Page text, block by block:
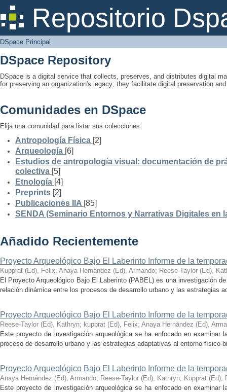
Repositorio
DSpace Principal
DSpace Principal
DSpace Repository
DSpace is a digital service that collects, preserves, and distributes digital
for preserving an organization's legacy; they facilitate digital preservation
Comunidades en DSpace
Elija una comunidad para listar sus colecciones
Antropología Física [2]
Arqueología [6]
Estudios de antropología visual: documentación de
colectiva [5]
Etnología [4]
Preprints [2]
Publicaciones IIA [85]
SENDA (Seminario Entornos y Narrativas Digitales en
Añadido Recientemente
Proyecto Arqueológico Bajo El Laberinto Informe de la
Kupprat (Ed), Felix; Anaya Hernández (Ed), Armando; Reese-Taylor (Ed),
El Proyecto Arqueológico Bajo El Laberinto (PABEL) es una investigación
relación dinámica entre los procesos de desarrollo urbano y las estrategias
Proyecto Arqueológico Bajo El Laberinto Informe de la
Reese-Taylor (Ed), Kathryn; kupprat (Ed), Felix; Anaya Hernández (Ed),
Este proyecto de investigación arqueológica se ha enfocado en examinar
proceso de desarrollo urbano y las estrategias adaptativas al entorno físico-
Proyecto Arqueológico Bajo El Laberinto Informe de la
Anaya Hernández (Ed), Armando; Reese-Taylor (Ed), Kathryn; Kupprat (Ed),
Este proyecto de investigación arqueológica se ha enfocado en examinar